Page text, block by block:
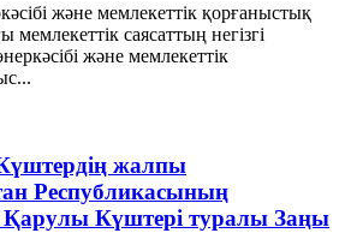
және мемлекеттік қорғаныстық
саясаттың негізгі
және мемлекеттік
жалпы
Республикасының
Күштері туралы Заңы